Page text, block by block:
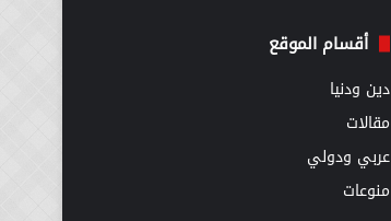
أقسام الموقع
دين ودنيا
مقالات
عربي ودولي
منوعات